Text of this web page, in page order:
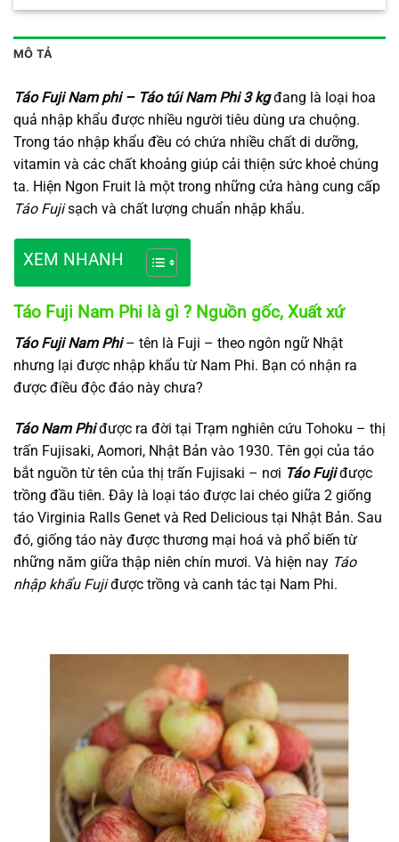
MÔ TẢ
Táo Fuji Nam phi – Táo túi Nam Phi 3 kgđang là loại hoa
quả nhập khẩu được nhiều người tiêu dùng ưa chuộng.
Trong táo nhập khẩu đều có chứa nhiều chất di dưỡng,
vitamin và các chất khoảng giúp cải thiện sức khoẻ chúng
ta. Hiện Ngon Fruit là một trong những cửa hàng cung cấp
Táo Fujisạch và chất lượng chuẩn nhập khẩu.
XEM NHANH
Táo Fuji Nam Phi là gì ? Nguồn gốc, Xuất xứ
Táo Fuji Nam Phi– tên là Fuji – theo ngôn ngữ Nhật
nhưng lại được nhập khẩu từ Nam Phi. Bạn có nhận ra
được điều độc đáo này chưa?
Táo Nam Phiđược ra đời tại Trạm nghiên cứu Tohoku – thị
trấn Fujisaki, Aomori, Nhật Bản vào 1930. Tên gọi của táo
bắt nguồn từ tên của thị trấn Fujisaki – nơi Táo Fujiđược
trồng đầu tiên. Đây là loại táo được lai chéo giữa 2 giống
táo Virginia Ralls Genet và Red Delicious tại Nhật Bản. Sau
đó, giống táo này được thương mại hoá và phổ biến từ
những năm giữa thập niên chín mươi. Và hiện nay Táo
nhập khẩu Fujiđược trồng và canh tác tại Nam Phi.